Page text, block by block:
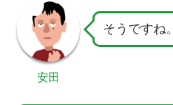
安田
そうですね。